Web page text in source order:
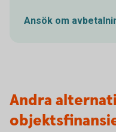
Ansök om
Andra